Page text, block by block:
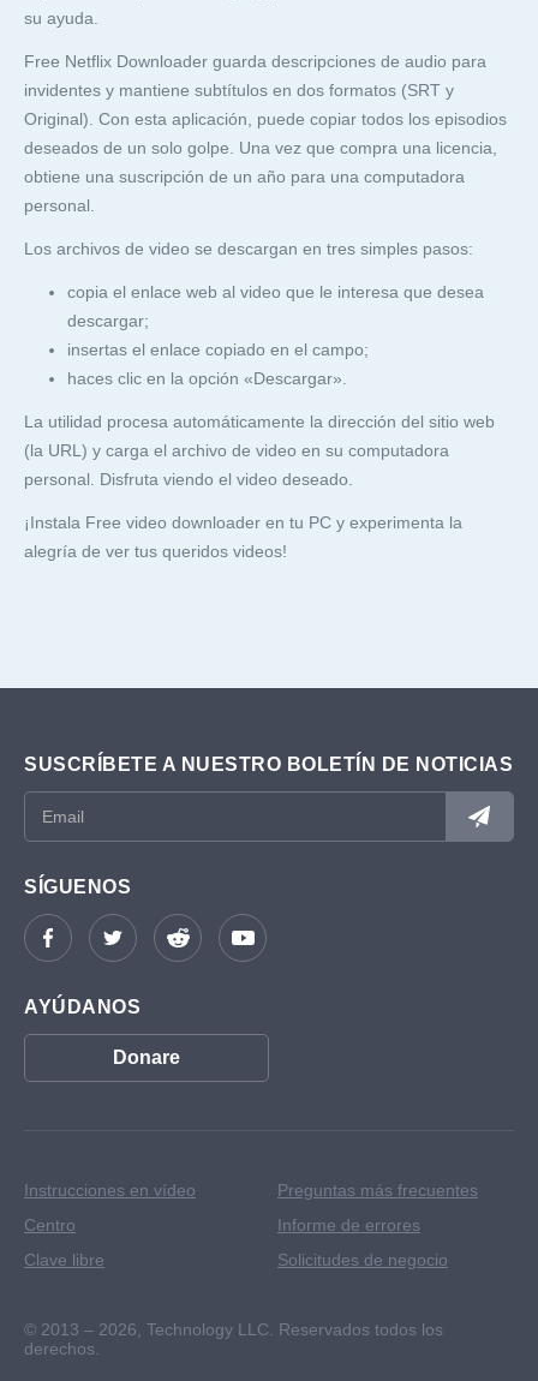
su ayuda.
Free Netflix Downloader guarda descripciones de audio para
invidentes y mantiene subtítulos en dos formatos (SRT y
Original). Con esta aplicación, puede copiar todos los episodios
deseados de un solo golpe. Una vez que compra una licencia,
obtiene una suscripción de un año para una computadora
personal.
Los archivos de video se descargan en tres simples pasos:
copia el enlace web al video que le interesa que desea
descargar;
insertas el enlace copiado en el campo;
haces clic en la opción «Descargar».
La utilidad procesa automáticamente la dirección del sitio web
(la URL) y carga el archivo de video en su computadora
personal. Disfruta viendo el video deseado.
¡Instala Free video downloader en tu PC y experimenta la
alegría de ver tus queridos videos!
SUSCRÍBETE A NUESTRO BOLETÍN DE NOTICIAS
SÍGUENOS
AYÚDANOS
Donare
Instrucciones en vídeo
Centro
Clave libre
Preguntas más frecuentes
Informe de errores
Solicitudes de negocio
© 2013 – 2026, Technology LLC. Reservados todos los
derechos.